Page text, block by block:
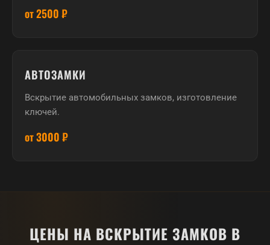
от 2500 ₽
АВТОЗАМКИ
Вскрытие автомобильных замков, изготовление
ключей.
от 3000 ₽
ЦЕНЫ НА ВСКРЫТИЕ ЗАМКОВ В